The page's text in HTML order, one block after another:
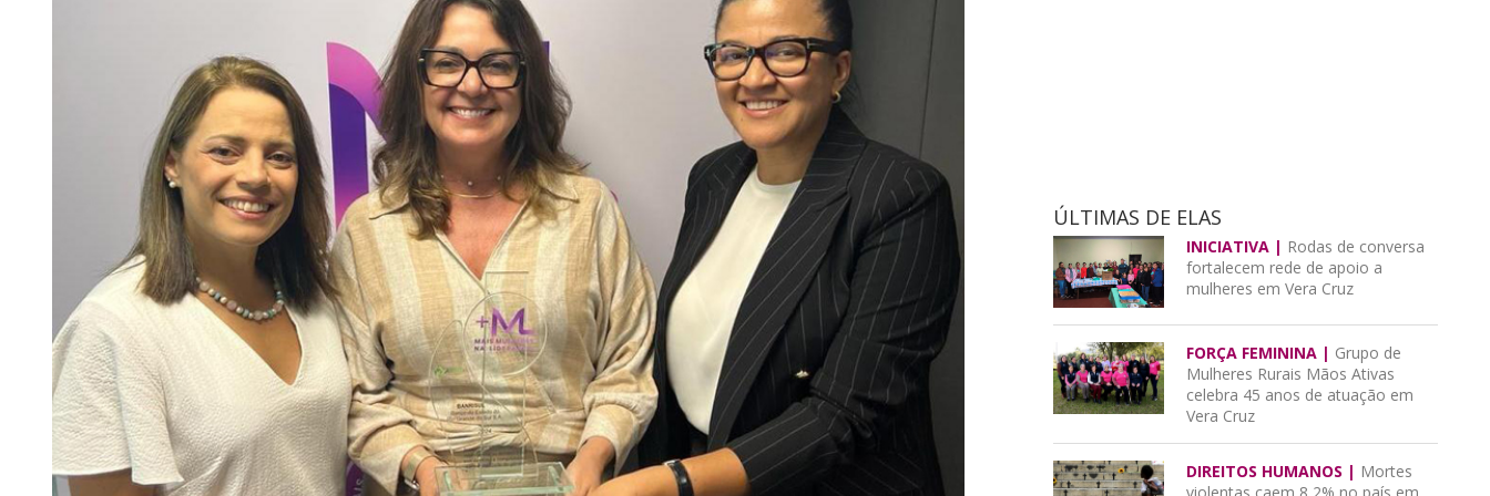
ÚLTIMAS DE ELAS
INICIATIVA | Rodas de conversa
fortalecem rede de apoio a
mulheres em Vera Cruz
FORÇA FEMININA | Grupo de
Mulheres Rurais Mãos Ativas
celebra 45 anos de atuação em
Vera Cruz
DIREITOS HUMANOS | Mortes